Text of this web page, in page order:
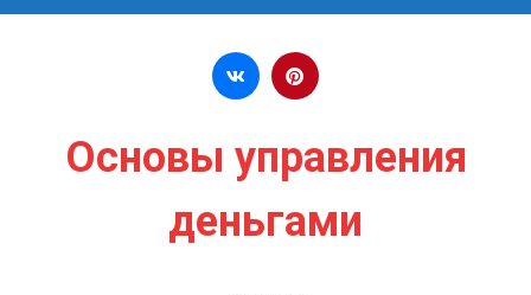
Перейти к содержимому
Основы управления
деньгами